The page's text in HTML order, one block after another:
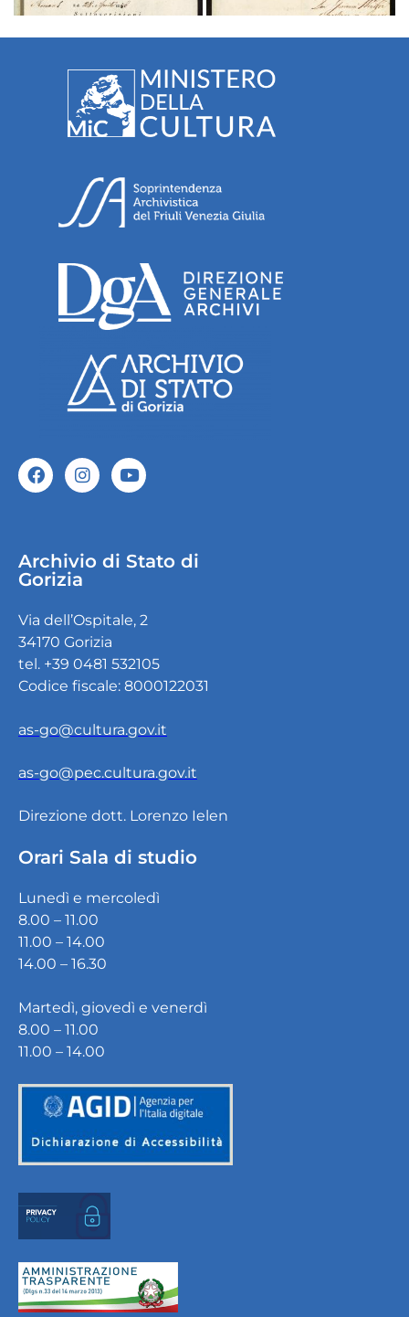
Archivio di Stato di
Gorizia
Via dell’Ospitale, 2
34170 Gorizia
tel. +39 0481 532105
Codice fiscale: 8000122031
as-go@cultura.gov.it
as-go@pec.cultura.gov.it
Direzione dott. Lorenzo Ielen
Orari Sala di studio
Lunedì e mercoledì
8.00 – 11.00
11.00 – 14.00
14.00 – 16.30
Martedì, giovedì e venerdì
8.00 – 11.00
11.00 – 14.00